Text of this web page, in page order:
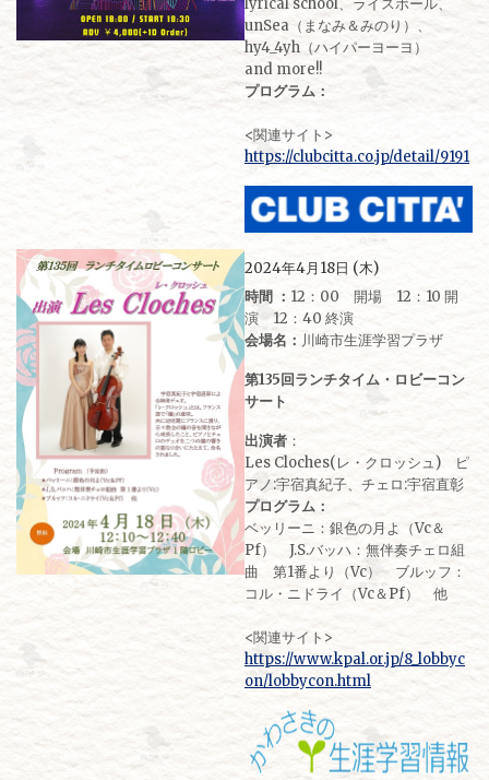
unSea（まなみ＆みのり）、
hy4_4yh（ハイパーヨーヨ）
and more!!
プログラム：
<関連サイト>
https://clubcitta.co.jp/detail/9191
2024年4月18日 (木)
時間 ： 12：00 開場 12：10 開
演 12：40 終演
会場名： 川崎市生涯学習プラザ
第135回ランチタイム・ロビーコン
サート
出演者 ：
Les Cloches(レ・クロッシュ) ピ
アノ:宇宿真紀子、チェロ:宇宿直彰
プログラム：
ベッリーニ：銀色の月よ（Vc＆
Pf） J.S.バッハ：無伴奏チェロ組
曲 第1番より（Vc） ブルッフ：
コル・ニドライ（Vc＆Pf） 他
<関連サイト>
https://www.kpal.or.jp/8_lobbyc
on/lobbycon.html